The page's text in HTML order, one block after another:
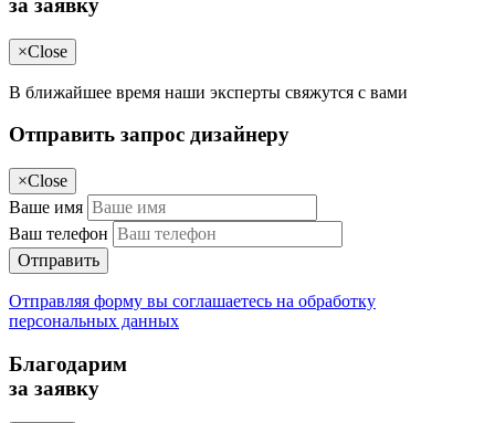
за заявку
×Close
В ближайшее время наши эксперты свяжутся с вами
Отправить запрос дизайнеру
×Close
Ваше имя
Ваш телефон
Отправить
Отправляя форму вы соглашаетесь на обработку
персональных данных
Благодарим
за заявку